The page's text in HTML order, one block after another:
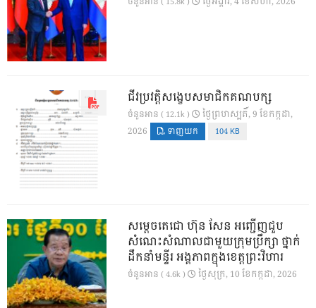
ជីវប្រវត្តិសង្ខេបសមាជិកគណបក្ស
ចំនួនអាន ( 12.1k )
ថ្ងៃ​ព្រហស្បតិ៍, 9 ខែ​កក្កដា,
2026
ទាញយក 104 KB
សម្តេចតេជោ ហ៊ុន សែន អញ្ជើញជួប
សំណេះសំណាលជាមួយក្រុមប្រឹក្សា ថ្នាក់
ដឹកនាំមន្ទីរ អង្គភាពក្នុងខេត្តព្រះវិហារ
ចំនួនអាន ( 4.6k ) ថ្ងៃ​សុក្រ, 10 ខែ​កក្កដា, 2026